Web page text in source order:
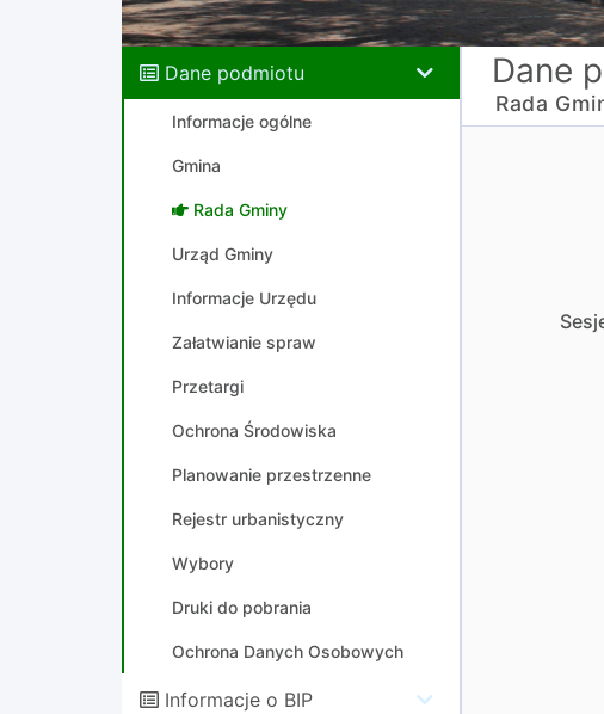
Dane podmiotu
Informacje ogólne
Gmina
Rada Gminy
Urząd Gminy
Informacje Urzędu
Załatwianie spraw
Przetargi
Ochrona Środowiska
Planowanie przestrzenne
Rejestr urbanistyczny
Wybory
Druki do pobrania
Ochrona Danych Osobowych
Informacje o BIP
Dane
Rada